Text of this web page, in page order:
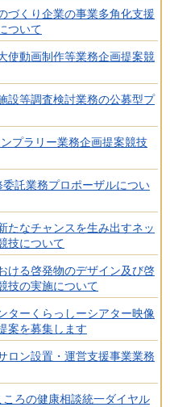
づくり企業の事業多角化支援
ついて
使動画制作等業務企画提案競
設等調査検討業務の公募型プ
プラリー業務企画提案競技
託業務プロポーザルについ
たなチャンスを生み出すネッ
技について
ける啓発物のデザイン及び啓
技の実施について
ターくらっしーシアター映像
案を募集します
ロン設置・運営支援事業業務
ころの健康相談統一ダイヤル